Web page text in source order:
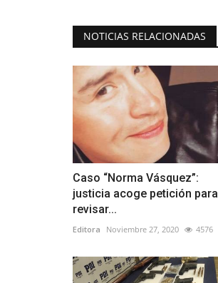
NOTICIAS RELACIONADAS
Caso “Norma Vásquez”:
justicia acoge petición para
revisar...
Editora Noviembre 27, 2020 4576